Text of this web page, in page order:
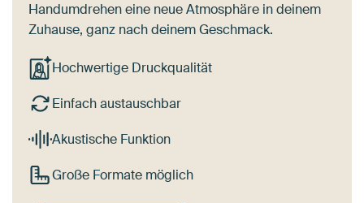
Handumdrehen eine neue Atmosphäre in deinem
Zuhause, ganz nach deinem Geschmack.
Hochwertige Druckqualität
Einfach austauschbar
Akustische Funktion
Große Formate möglich